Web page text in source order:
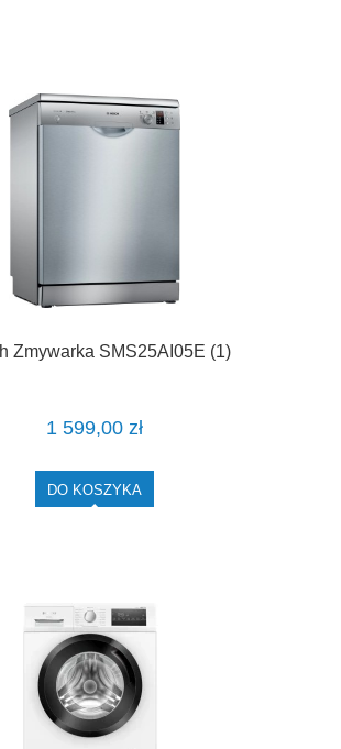
Zmywarka SMS25AI05E (1)
1 599,00 zł
DO KOSZYKA